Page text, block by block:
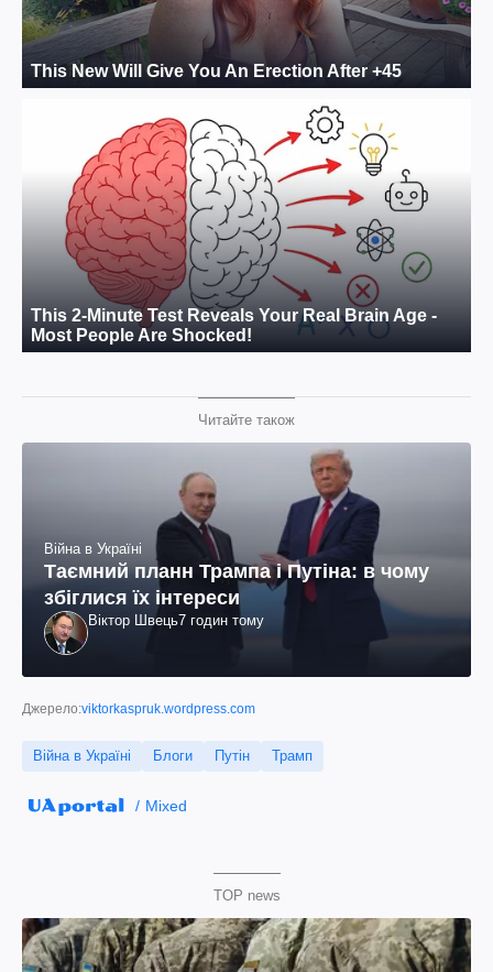
Читайте також
Війна в Україні
Таємний планн Трампа і Путіна: в чому
збіглися їх інтереси
Віктор Швець7 годин тому
Джерело:viktorkaspruk.wordpress.com
Війна в Україні Блоги Путін Трамп
Mixed
TOP news